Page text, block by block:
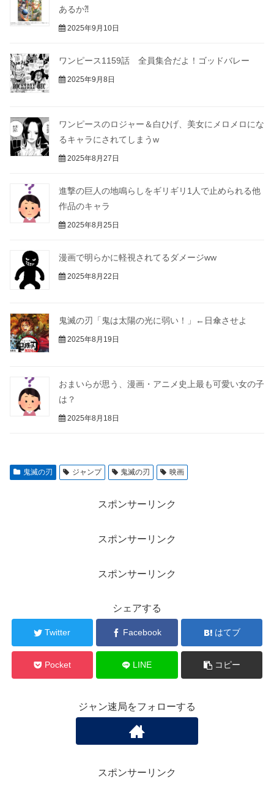
あるか⁈
2025年9月10日
ワンピース1159話 全員集合だよ！ゴッドバレー
2025年9月8日
ワンピースのロジャー＆白ひげ、美女にメロメロにな
るキャラにされてしまうw
2025年8月27日
進撃の巨人の地鳴らしをギリギリ1人で止められる他
作品のキャラ
2025年8月25日
漫画で明らかに軽視されてるダメージww
2025年8月22日
鬼滅の刃「鬼は太陽の光に弱い！」←日傘させよ
2025年8月19日
おまいらが思う、漫画・アニメ史上最も可愛い女の子
は？
2025年8月18日
鬼滅の刃 ジャンプ 鬼滅の刃 映画
スポンサーリンク
スポンサーリンク
スポンサーリンク
シェアする
Twitter Facebook はてブ
Pocket LINE コピー
ジャン速局をフォローする
スポンサーリンク